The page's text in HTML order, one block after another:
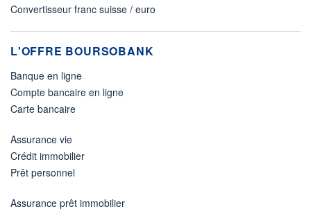
Convertisseur franc suisse / euro
L'OFFRE BOURSOBANK
Banque en ligne
Compte bancaire en ligne
Carte bancaire
Assurance vie
Crédit immobilier
Prêt personnel
Assurance prêt immobilier